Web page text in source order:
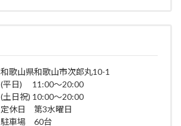
和歌山県和歌山市次郎丸10-1
(平日) 11:00～20:00
(土日祝) 10:00～20:00
定休日 第3水曜日
駐車場 60台